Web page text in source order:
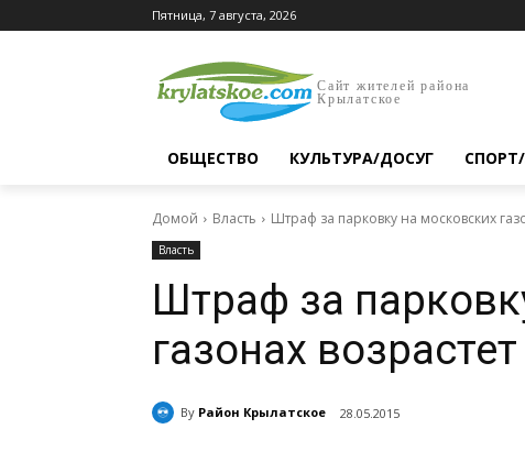
Пятница, 7 августа, 2026
Сайт жителей района
Крылатское
ОБЩЕСТВО КУЛЬТУРА/ДОСУГ
Домой Власть Штраф за парковку на московских
Власть
Штраф за
газонах возрастет
By Район Крылатское 28.05.2015